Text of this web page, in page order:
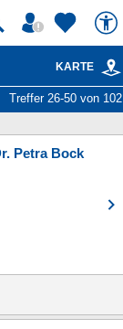
KARTE
Treffer 26-50 von 102
Petra Bock